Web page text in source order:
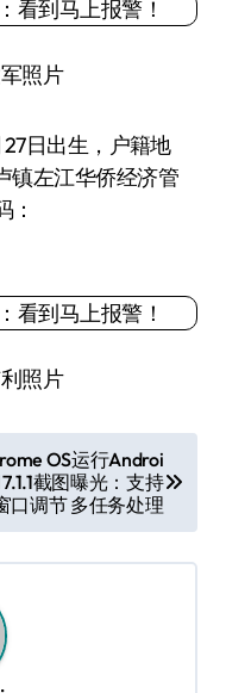
照片
27日出生，户籍地
镇左江华侨经济管
：
照片
OS运行Androi
截图曝光：支持
口调节 多任务处理